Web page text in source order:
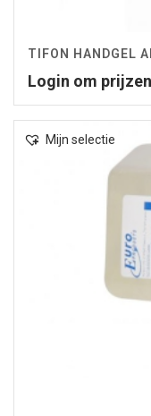
TIFON HANDGEL
Login om
Mijn selectie